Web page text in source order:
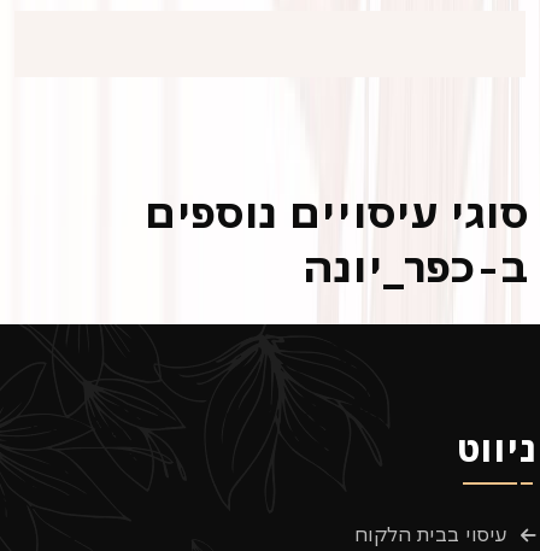
סוגי עיסויים נוספים
ב-כפר_יונה
ניווט
עיסוי בבית הלקוח